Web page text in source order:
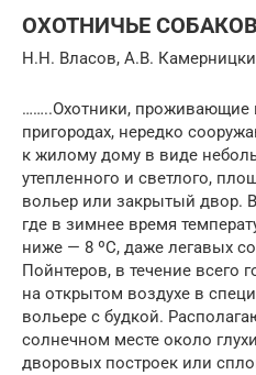
ОХОТНИЧЬЕ
Н.Н. Власов, А.В.
……..Охотники, проживающие
пригородах, нередко
к жилому дому в виде
утепленного и светлого,
воль­ер или закрытый двор.
где в зимнее время
ниже — 8 ºС, даже легавых
Пойнтеров, в течение всего
на открытом воздухе в
вольере с будкой.
солнечном месте около
дворовых построек или